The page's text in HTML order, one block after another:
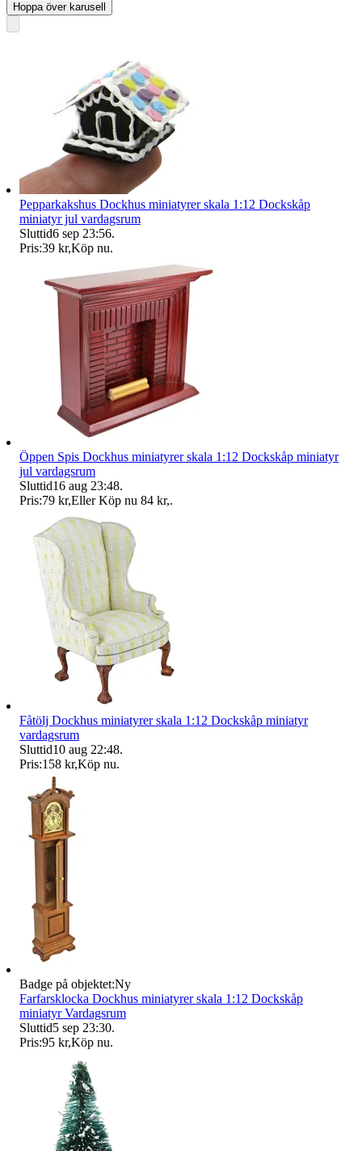
Hoppa över karusell
Pepparkakshus Dockhus miniatyrer skala 1:12 Dockskåp
miniatyr jul vardagsrum
Sluttid6 sep 23:56.
Pris:39 kr,Köp nu.
Öppen Spis Dockhus miniatyrer skala 1:12 Dockskåp miniatyr
jul vardagsrum
Sluttid16 aug 23:48.
Pris:79 kr,Eller Köp nu 84 kr,.
Fåtölj Dockhus miniatyrer skala 1:12 Dockskåp miniatyr
vardagsrum
Sluttid10 aug 22:48.
Pris:158 kr,Köp nu.
Badge på objektet:Ny
Farfarsklocka Dockhus miniatyrer skala 1:12 Dockskåp
miniatyr Vardagsrum
Sluttid5 sep 23:30.
Pris:95 kr,Köp nu.